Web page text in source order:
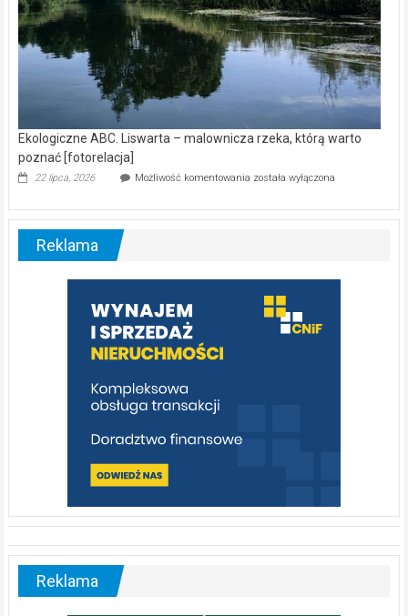
Ekologiczne ABC. Liswarta – malownicza rzeka, którą warto
poznać [fotorelacja]
22 lipca, 2026 Możliwość komentowania Ekologiczne
–
warto
poznać
[fotorelacja]
została wyłączona
Reklama
Reklama